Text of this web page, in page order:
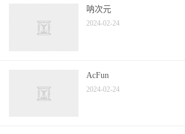
呐次元
2024-02-24
AcFun
2024-02-24